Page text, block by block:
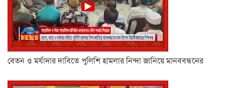
বেতন ও মর্যাদার দাবিতে পুলিশি হামলার নিন্দা জানিয়ে মানববন্ধনের